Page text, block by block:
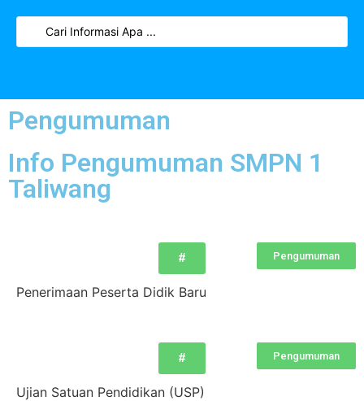
Pengumuman
Info Pengumuman SMPN 1
Taliwang
Pengumuman
#
Penerimaan Peserta Didik Baru
Pengumuman
#
Ujian Satuan Pendidikan (USP)